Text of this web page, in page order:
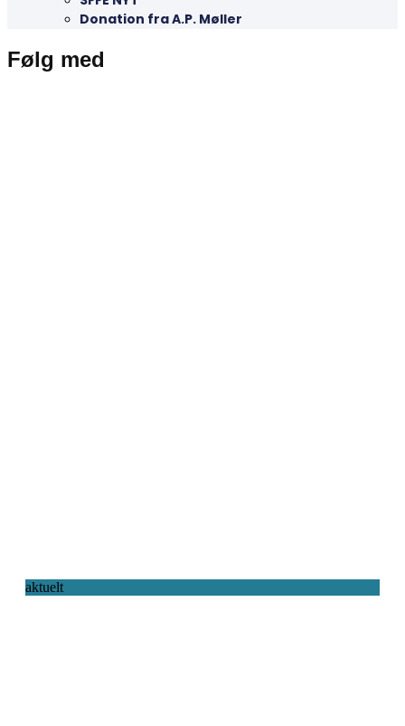
Donation fra A.P. Møller
Følg med
aktuelt